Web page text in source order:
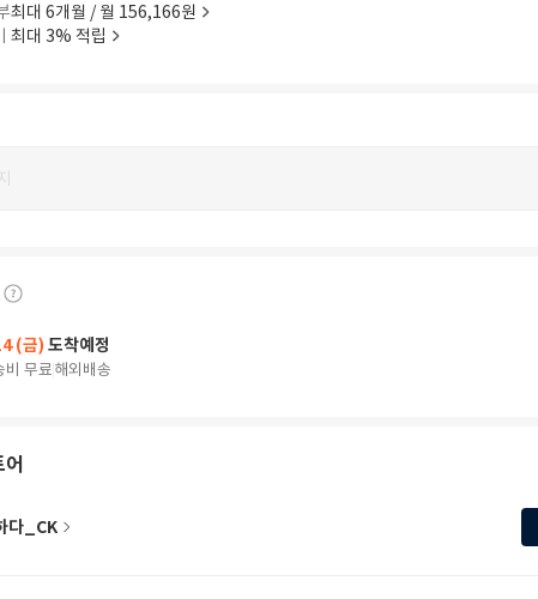
최대 6개월 / 월 156,166원
최대 3% 적립
(금) 도착예정
비 무료해외배송
다_CK